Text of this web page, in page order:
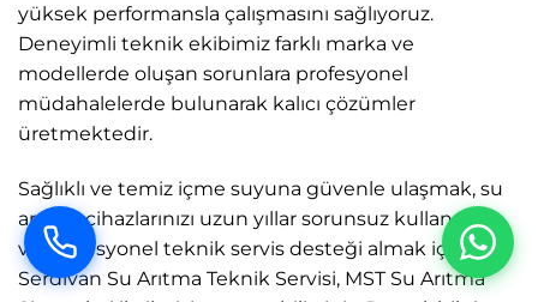
yüksek performansla çalışmasını sağlıyoruz.
Deneyimli teknik ekibimiz farklı marka ve
modellerde oluşan sorunlara profesyonel
müdahalelerde bulunarak kalıcı çözümler
üretmektedir.
Sağlıklı ve temiz içme suyuna güvenle ulaşmak, su
arıtma cihazlarınızı uzun yıllar sorunsuz kullanmak
ve profesyonel teknik servis desteği almak için
Serdivan Su Arıtma Teknik Servisi, MST Su Arıtma